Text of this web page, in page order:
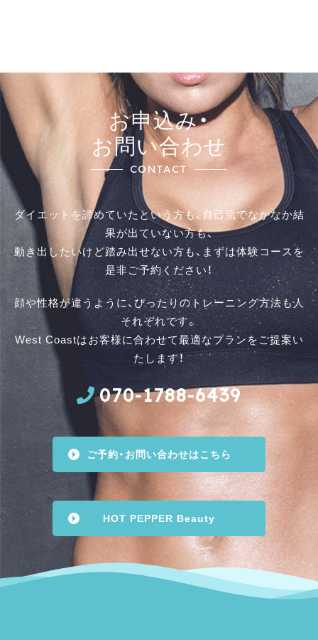
お申込み・
お問い合わせ
CONTACT
ダイエットを諦めていたという方も、自己流でなかなか結
果が出ていない方も、
動き出したいけど踏み出せない方も、まずは体験コースを
是⾮ご予約ください！
顔や性格が違うように、ぴったりのトレーニング方法も人
それぞれです。
West Coastはお客様に合わせて最適なプランをご提案い
たします！
070-1788-6439
ご予約・お問い合わせはこちら
HOT PEPPER Beauty